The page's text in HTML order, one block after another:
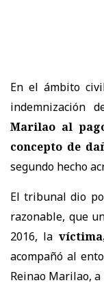
En el ámbito
indemnización
Marilao al
concepto de
segundo hecho
El tribunal dio
razonable, que
2016, la
acompañó al
Reinao Marilao,